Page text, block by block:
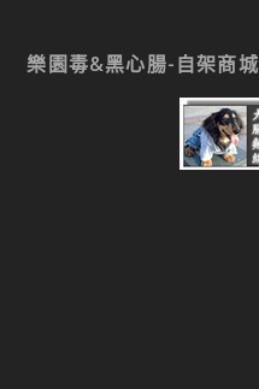
樂園毒&黑心腸-自架商城